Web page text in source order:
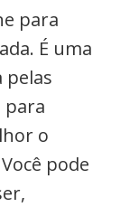
para
É uma
para
o
pode